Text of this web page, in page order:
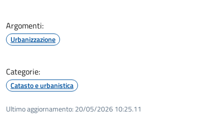
Argomenti:
Urbanizzazione
Categorie:
Catasto e urbanistica
Ultimo aggiornamento: 20/05/2026 10:25.11